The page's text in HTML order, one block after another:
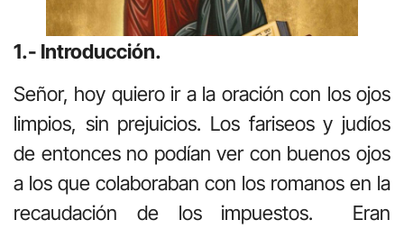
1.- Introducción.
Señor, hoy quiero ir a la oración con los ojos
limpios, sin prejuicios. Los fariseos y judíos
de entonces no podían ver con buenos ojos
a los que colaboraban con los romanos en la
recaudación de los impuestos. Eran